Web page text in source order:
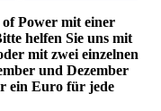
Power mit einer
helfen Sie uns mit
mit zwei einzelnen
und Dezember
ein Euro für jede